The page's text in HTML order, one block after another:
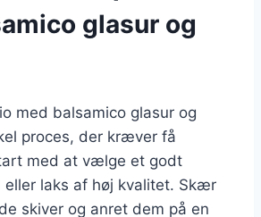
glasur og
med balsamico glasur og
proces, der kræver få
med at vælge et godt
eller laks af høj kvalitet. Skær
skiver og anret dem på en